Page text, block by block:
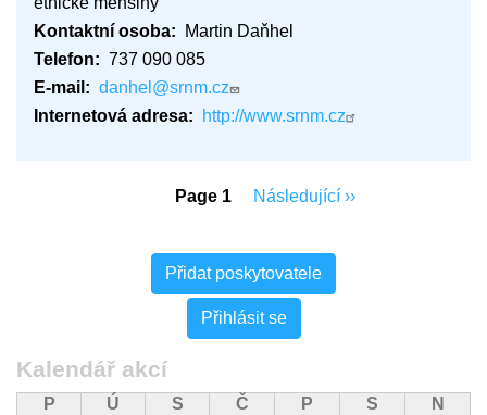
Kontaktní osoba
Martin Daňhel
Telefon
737 090 085
E-mail
danhel@srnm.cz
Internetová adresa
http://www.srnm.cz
Page 1
Následující
Následující ››
Přidat poskytovatele
Přihlásit se
Kalendář akcí
P Ú S Č P S
N